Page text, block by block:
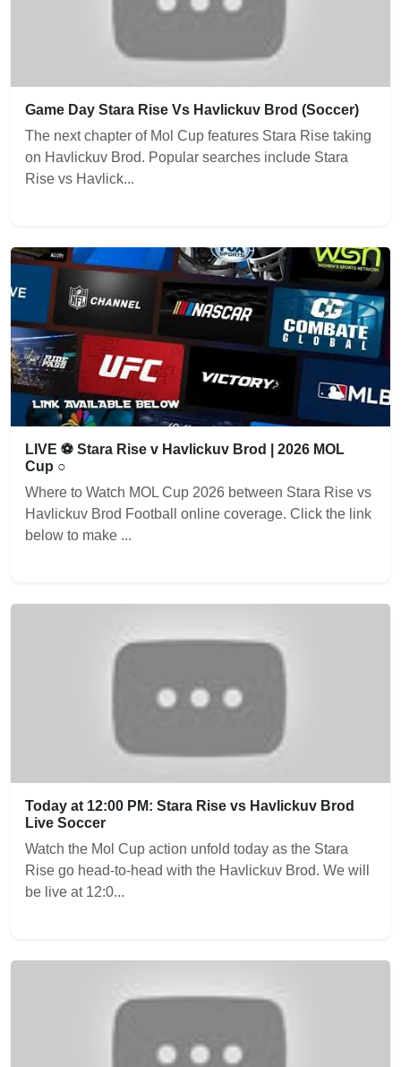
Game Day Stara Rise Vs Havlickuv Brod (Soccer)
The next chapter of Mol Cup features Stara Rise taking
on Havlickuv Brod. Popular searches include Stara
Rise vs Havlick...
LIVE ⚽ Stara Rise v Havlickuv Brod | 2026 MOL
Cup ○
Where to Watch MOL Cup 2026 between Stara Rise vs
Havlickuv Brod Football online coverage. Click the link
below to make ...
Today at 12:00 PM: Stara Rise vs Havlickuv Brod
Live Soccer
Watch the Mol Cup action unfold today as the Stara
Rise go head-to-head with the Havlickuv Brod. We will
be live at 12:0...